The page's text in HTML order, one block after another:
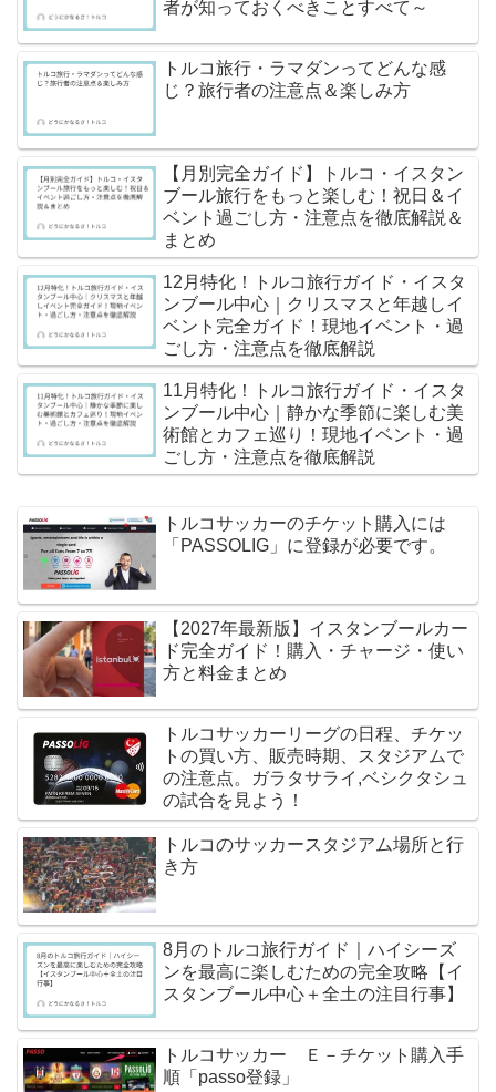
者が知っておくべきことすべて～
トルコ旅行・ラマダンってどんな感
じ？旅行者の注意点＆楽しみ方
【月別完全ガイド】トルコ・イスタン
ブール旅行をもっと楽しむ！祝日＆イ
ベント過ごし方・注意点を徹底解説＆
まとめ
12月特化！トルコ旅行ガイド・イスタ
ンブール中心｜クリスマスと年越しイ
ベント完全ガイド！現地イベント・過
ごし方・注意点を徹底解説
11月特化！トルコ旅行ガイド・イスタ
ンブール中心｜静かな季節に楽しむ美
術館とカフェ巡り！現地イベント・過
ごし方・注意点を徹底解説
トルコサッカーのチケット購入には
「PASSOLIG」に登録が必要です。
【2027年最新版】イスタンブールカー
ド完全ガイド！購入・チャージ・使い
方と料金まとめ
トルコサッカーリーグの日程、チケッ
トの買い方、販売時期、スタジアムで
の注意点。ガラタサライ,ベシクタシュ
の試合を見よう！
トルコのサッカースタジアム場所と行
き方
8月のトルコ旅行ガイド｜ハイシーズ
ンを最高に楽しむための完全攻略【イ
スタンブール中心＋全土の注目行事】
トルコサッカー Ｅ－チケット購入手
順「passo登録」